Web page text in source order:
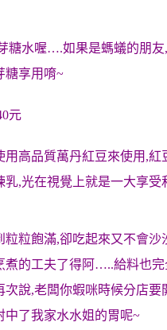
糖水喔….如果是螞蟻的朋友
糖享用唷~
元
用高品質萬丹紅豆來使用,紅
乳,光在視覺上就是一大享受
粒粒飽滿,卻吃起來又不會沙
煮的工夫了得阿…..給料也
次說,老闆你蝦咪時候分店要
中了我家水水姐的胃呢~